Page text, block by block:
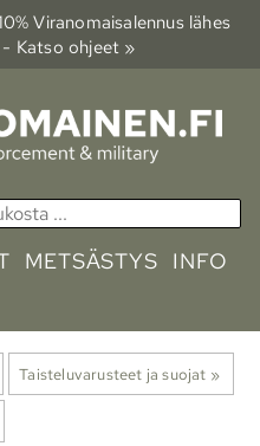
Viranomais­alennus lähes
Katso ohjeet »
METSÄSTYS INFO
Taisteluvarusteet ja suojat ‪»